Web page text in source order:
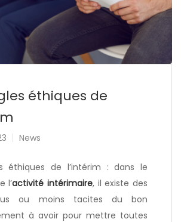
éthiques de
News
éthiques de l’intérim : dans le
l’activité intérimaire, il existe des
ou moins tacites du bon
à avoir pour mettre toutes